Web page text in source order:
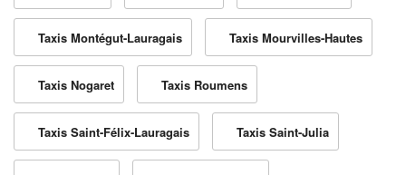
Taxis Montégut-Lauragais Taxis Mourvilles-Hautes
Taxis Nogaret Taxis Roumens
Taxis Saint-Félix-Lauragais Taxis Saint-Julia